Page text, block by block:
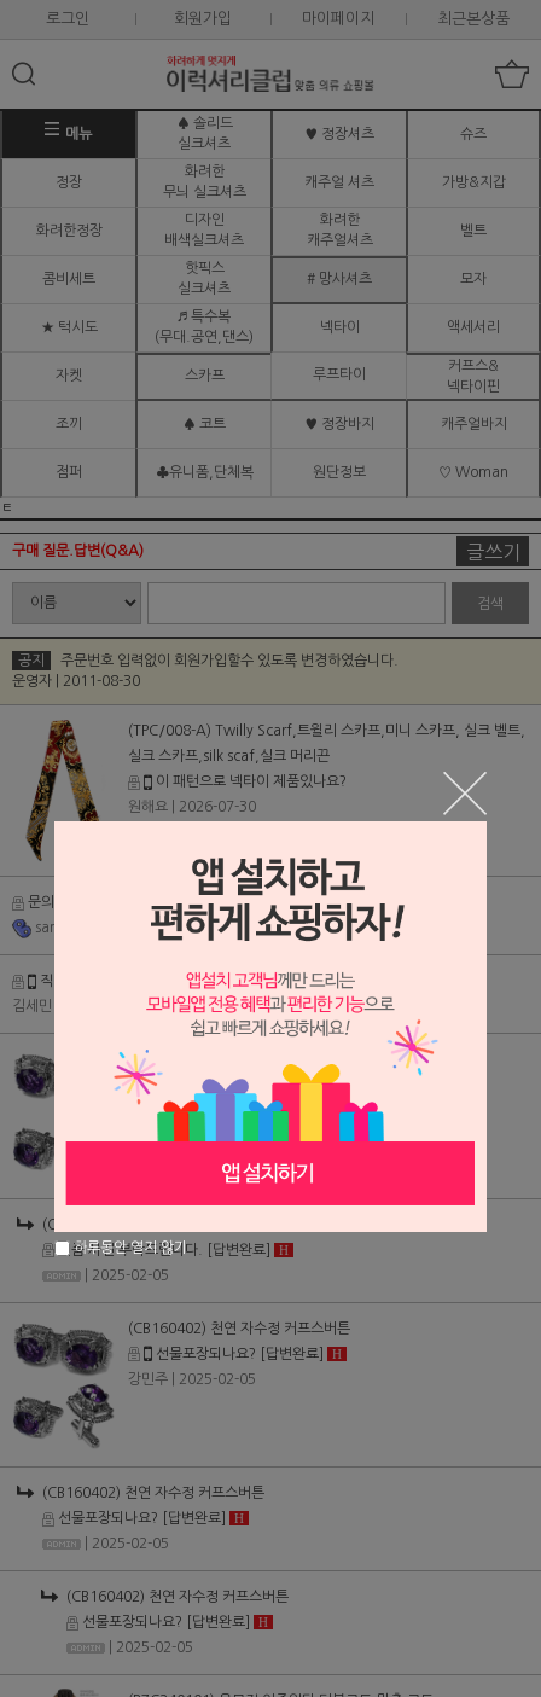
로그인 회원가입 마이페이지 최근본상품
메뉴
♠ 솔리드
실크셔츠
♥ 정장셔츠 슈즈
정장
화려한
무늬 실크셔츠
캐주얼 셔츠 가방&지갑
화려한정장
디자인
배색실크셔츠
화려한
캐주얼셔츠
벨트
콤비세트
핫픽스
실크셔츠
# 망사셔츠 모자
★ 턱시도
♬ 특수복
(무대.공연,댄스)
넥타이 액세서리
자켓 스카프 루프타이
커프스&
넥타이핀
조끼 ♠ 코트 ♥ 정장바지 캐주얼바지
점퍼 ♣유니폼,단체복 원단정보 ♡ Woman
ㅌ
구매 질문.답변(Q&A) 글쓰기
검색
공지
주문번호 입력없이 회원가입할수 있도록 변경하였습니다.
운영자 | 2011-08-30
(TPC/008-A) Twilly Scarf,트윌리 스카프,미니 스카프, 실크 벨트,
실크 스카프,silk scaf,실크 머리끈
이 패턴으로 넥타이 제품있나요?
원해요
| 2026-07-30
문의드립니다. [답변완료] H
sanga2020
| 2025-08-29
직접 매장 방문해봐도 되나요?(1) [답변완료] H
김세민
(CB160402) 천연 자수정 커프스버튼
제품 사진 부탁드립니다.[답변완료]
강민주| 2025-02-05
(CB160402) 천연 자수정 커프스버튼
제품 사진 부탁드립니다.
[답변완료]
H
| 2025-02-05
(CB160402) 천연 자수정 커프스버튼
선물포장되나요?
[답변완료]
H
강민주
| 2025-02-05
(CB160402) 천연 자수정 커프스버튼
선물포장되나요?
[답변완료]
H
| 2025-02-05
(CB160402) 천연 자수정 커프스버튼
선물포장되나요?
[답변완료]
H
| 2025-02-05
하루동안 열지 않기